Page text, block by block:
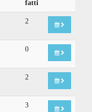
fatti
2
0
2
3